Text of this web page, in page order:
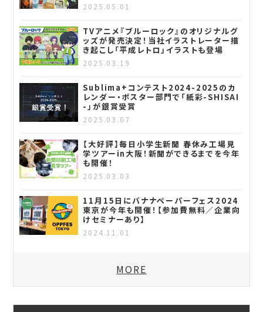
2025.05.01
TVアニメ『ブルーロック』のオリジナルグ
ッズが発売決定！当社イラストレーター描
き起こし「平成レトロ」イラストも登場
2025.03.19
Sublima+コンテスト2024-2025のカ
レンダー・ポスター部門で「紙彩-SHISAI
-」が銀賞受賞
2025.03.07
【大好評】毎日小学生新聞 春休み工場見
学ツアーin大阪！新聞ができるまでを今年
も開催！
2025.03.03
11月15日にバナナペーパーフェス2024
東京が今年も開催！【参加費無料／企業向
けセミナーあり】
2024.11.01
MORE